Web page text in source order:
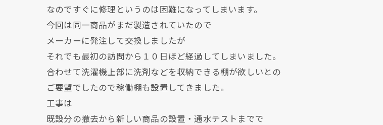
なのですぐに修理というのは困難になってしまいます。
今回は同一商品がまだ製造されていたので
メーカーに発注して交換しましたが
それでも最初の訪問から１０日ほど経過してしまいました。
合わせて洗濯機上部に洗剤などを収納できる棚が欲しいとの
ご要望でしたので稼働棚も設置してきました。
工事は
既設分の撤去から新しい商品の設置・通水テストまでで